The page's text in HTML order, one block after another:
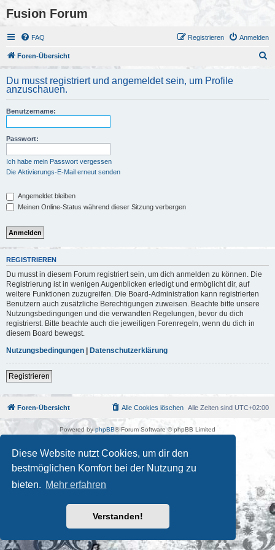
Diese Website nutzt Cookies, um dir den
bestmöglichen Komfort bei der Nutzung zu
bieten. Mehr erfahren
Verstanden!
Fusion Forum
FAQ Anmelden
Registrieren
Foren-Übersicht
h
Du musst registriert und angemeldet sein, um Profile
anzuschauen.
Benutzername:
Passwort:
Ich habe mein Passwort vergessen
Die Aktivierungs-E-Mail erneut senden
Angemeldet bleiben
Meinen Online-Status während dieser Sitzung verbergen
REGISTRIEREN
Du musst in diesem Forum registriert sein, um dich anmelden zu können. Die
Registrierung ist in wenigen Augenblicken erledigt und ermöglicht dir, auf
weitere Funktionen zuzugreifen. Die Board-Administration kann registrierten
Benutzern auch zusätzliche Berechtigungen zuweisen. Beachte bitte unsere
Nutzungsbedingungen und die verwandten Regelungen, bevor du dich
registrierst. Bitte beachte auch die jeweiligen Forenregeln, wenn du dich in
diesem Board bewegst.
Nutzungsbedingungen | Datenschutzerklärung
Registrieren
Foren-Übersicht Alle Zeiten sind UTC+02:00
Alle Cookies löschen
Powered by phpBB® Forum Software © phpBB Limited
Kulturkosmos Müritz e.V|Fusion Festival|Mastodon